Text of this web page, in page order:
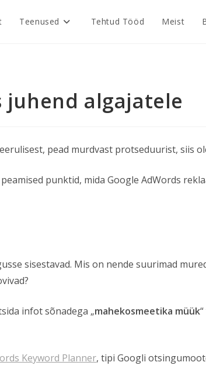
Teenused Tehtud Tööd Meist
juhend algajatele
pead murdvast protseduurist, siis
punktid, mida Google AdWords
sisestavad. Mis on nende suurimad
infot sõnadega „mahekosmeetika müük
Keyword Planner, tipi Googli